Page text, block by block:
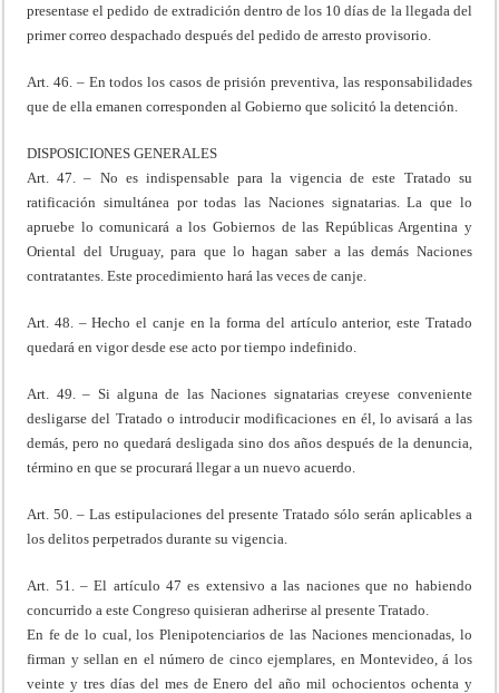
presentase el pedido de extradición dentro de los 10 días de la llegada del
primer correo despachado después del pedido de arresto provisorio.
Art. 46. – En todos los casos de prisión preventiva, las responsabilidades
que de ella emanen corresponden al Gobierno que solicitó la detención.
DISPOSICIONES GENERALES
Art. 47. – No es indispensable para la vigencia de este Tratado su
ratificación simultánea por todas las Naciones signatarias. La que lo
apruebe lo comunicará a los Gobiernos de las Repúblicas Argentina y
Oriental del Uruguay, para que lo hagan saber a las demás Naciones
contratantes. Este procedimiento hará las veces de canje.
Art. 48. – Hecho el canje en la forma del artículo anterior, este Tratado
quedará en vigor desde ese acto por tiempo indefinido.
Art. 49. – Si alguna de las Naciones signatarias creyese conveniente
desligarse del Tratado o introducir modificaciones en él, lo avisará a las
demás, pero no quedará desligada sino dos años después de la denuncia,
término en que se procurará llegar a un nuevo acuerdo.
Art. 50. – Las estipulaciones del presente Tratado sólo serán aplicables a
los delitos perpetrados durante su vigencia.
Art. 51. – El artículo 47 es extensivo a las naciones que no habiendo
concurrido a este Congreso quisieran adherirse al presente Tratado.
En fe de lo cual, los Plenipotenciarios de las Naciones mencionadas, lo
firman y sellan en el número de cinco ejemplares, en Montevideo, á los
veinte y tres días del mes de Enero del año mil ochocientos ochenta y